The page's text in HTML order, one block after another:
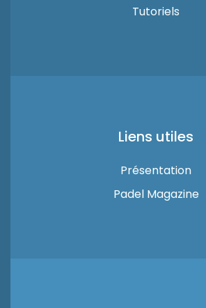
Tutoriels
Liens utiles
Présentation
Padel Magazine